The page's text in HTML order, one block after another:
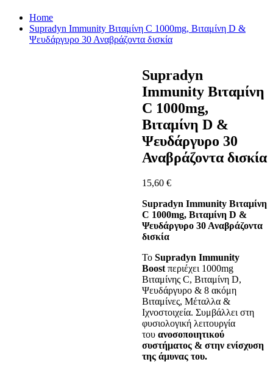
Home
Supradyn Immunity Βιταμίνη C 1000mg, Βιταμίνη D &
Ψευδάργυρο 30 Αναβράζοντα δισκία
Supradyn
Immunity Βιταμίνη
C 1000mg,
Βιταμίνη D &
Ψευδάργυρο 30
Αναβράζοντα δισκία
15,60 €
Supradyn Immunity Βιταμίνη
C 1000mg, Βιταμίνη D &
Ψευδάργυρο 30 Αναβράζοντα
δισκία
To Supradyn Immunity
Boostπεριέχει 1000mg
Βιταμίνης C, Βιταμίνη D,
Ψευδάργυρο & 8 ακόμη
Βιταμίνες, Μέταλλα &
Ιχνοστοιχεία. Συμβάλλει στη
φυσιολογική λειτουργία
του ανοσοποιητικού
συστήματος & στην ενίσχυση
της άμυνας του.